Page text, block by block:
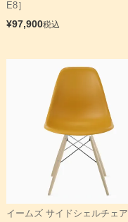
E8］
¥97,900税込
イームズ サイドシェルチェア